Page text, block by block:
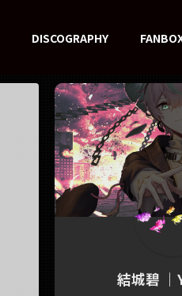
DISCOGRAPHY
結城碧